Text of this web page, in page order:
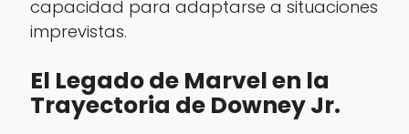
capacidad para adaptarse a situaciones
imprevistas.
El Legado de Marvel en la
Trayectoria de Downey Jr.